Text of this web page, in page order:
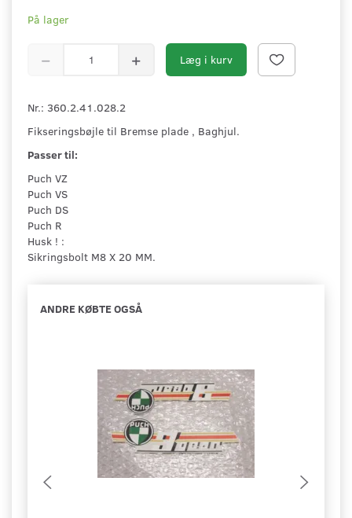
På lager
Læg i kurv
Nr.: 360.2.41.028.2
Fikseringsbøjle til Bremse plade , Baghjul.
Passer til:
Puch VZ
Puch VS
Puch DS
Puch R
Husk ! :
Sikringsbolt M8 X 20 MM.
ANDRE KØBTE OGSÅ